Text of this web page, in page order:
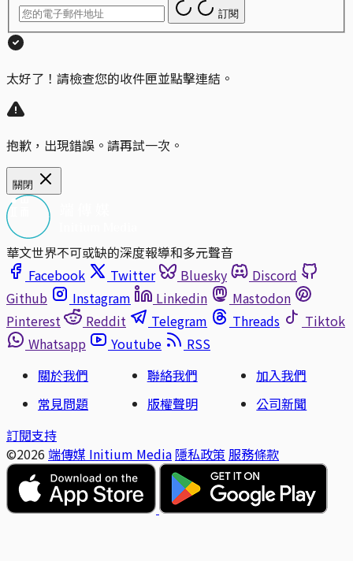
訂閱
太好了！請檢查您的收件匣並點擊連結。
抱歉，出現錯誤。請再試一次。
關閉
華文世界不可或缺的深度報導和多元聲音
Facebook
Twitter Bluesky
Discord
Github
Instagram Linkedin
Mastodon
Pinterest
Reddit Telegram Threads
Tiktok
Whatsapp
Youtube
RSS
關於我們
聯絡我們
加入我們
常見問題
版權聲明
公司新聞
訂閱支持
©2026 端傳媒 Initium Media 隱私政策 服務條款